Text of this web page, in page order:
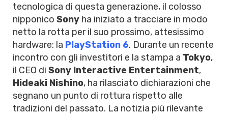
tecnologica di questa generazione, il colosso
nipponico Sony ha iniziato a tracciare in modo
netto la rotta per il suo prossimo, attesissimo
hardware: la PlayStation 6. Durante un recente
incontro con gli investitori e la stampa a Tokyo,
il CEO di Sony Interactive Entertainment,
Hideaki Nishino, ha rilasciato dichiarazioni che
segnano un punto di rottura rispetto alle
tradizioni del passato. La notizia più rilevante